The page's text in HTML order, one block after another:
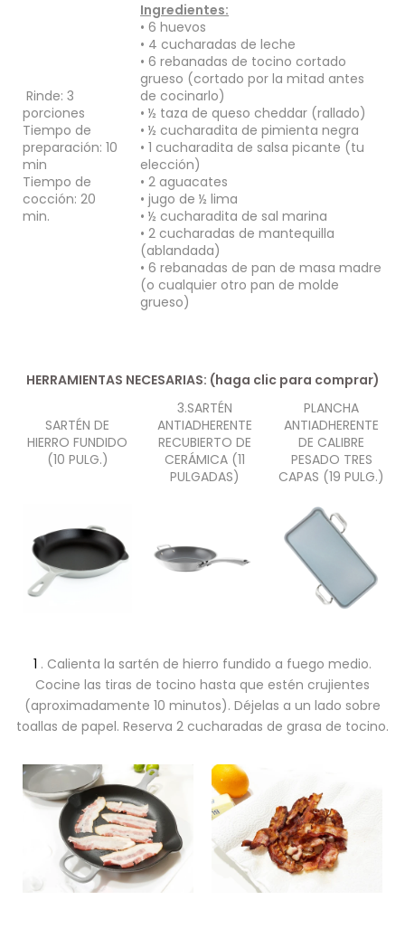
Rinde: 3
porciones
Tiempo de
preparación: 10
min
Tiempo de
cocción: 20
min.
Ingredientes:
• 6 huevos
• 4 cucharadas de leche
• 6 rebanadas de tocino cortado
grueso (cortado por la mitad antes
de cocinarlo)
• ½ taza de queso cheddar (rallado)
• ½ cucharadita de pimienta negra
• 1 cucharadita de salsa picante (tu
elección)
• 2 aguacates
• jugo de ½ lima
• ½ cucharadita de sal marina
• 2 cucharadas de mantequilla
(ablandada)
• 6 rebanadas de pan de masa madre
(o cualquier otro pan de molde
grueso)
HERRAMIENTAS NECESARIAS: (haga clic para comprar)
SARTÉN DE
HIERRO FUNDIDO
(10 PULG.)
3.SARTÉN
ANTIADHERENTE
RECUBIERTO DE
CERÁMICA (11
PULGADAS)
PLANCHA
ANTIADHERENTE
DE CALIBRE
PESADO TRES
CAPAS (19 PULG.)
1 . Calienta la sartén de hierro fundido a fuego medio.
Cocine las tiras de tocino hasta que estén crujientes
(aproximadamente 10 minutos). Déjelas a un lado sobre
toallas de papel. Reserva 2 cucharadas de grasa de tocino.